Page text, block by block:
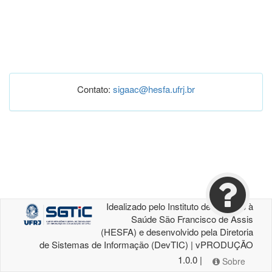
Contato: sigaac@hesfa.ufrj.br
Idealizado pelo Instituto de Atenção à
Saúde São Francisco de Assis
(HESFA) e desenvolvido pela Diretoria
de Sistemas de Informação (DevTIC) | vPRODUÇÃO
1.0.0 |
Sobre